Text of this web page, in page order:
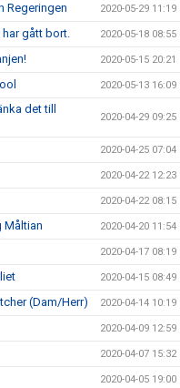
Regeringen 2020-05-29 11:19
gått bort. 2020-05-18 08:55
2020-05-15 20:21
2020-05-13 16:09
det till
2020-04-29 09:25
2020-04-25 07:04
2020-04-22 12:23
2020-04-22 08:15
Måltian 2020-04-20 11:54
2020-04-17 08:19
2020-04-15 08:49
(Dam/Herr) 2020-04-14 10:19
2020-04-09 12:59
2020-04-07 15:32
2020-04-05 19:00